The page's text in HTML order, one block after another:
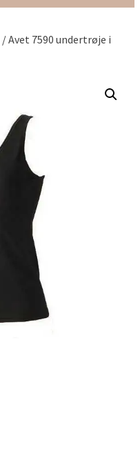
/ Avet 7590 undertrøje i